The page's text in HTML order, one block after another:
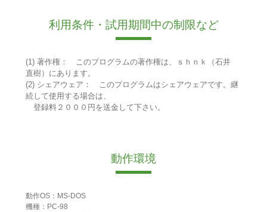
利用条件・試用期間中の制限など
(1) 著作権： このプログラムの著作権は、ｓｈｎｋ（石井
直樹）にあります。
(2) シェアウェア： このプログラムはシェアウェアです。継
続して使用する場合は、
登録料２０００円を送金して下さい。
動作環境
動作OS：MS-DOS
機種：PC-98